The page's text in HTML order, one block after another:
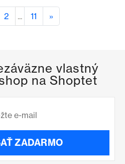
2 ... 11 »
vlastný
na Shoptet
ZADARMO